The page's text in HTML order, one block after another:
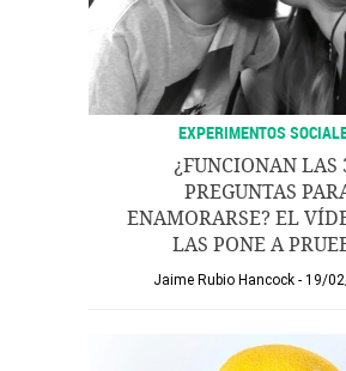
EXPERIMENTOS
¿FUNCIONAN LAS
PREGUNTAS
ENAMORARSE? EL
LAS PONE A
Jaime Rubio Hancock 19/